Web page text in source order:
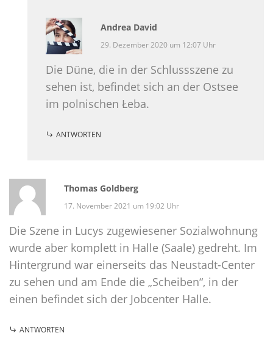
Andrea David
29. Dezember 2020 um 12:07 Uhr
Die Düne, die in der Schlussszene zu
sehen ist, befindet sich an der Ostsee
im polnischen Łeba.
ANTWORTEN
Thomas Goldberg
17. November 2021 um 19:02 Uhr
Die Szene in Lucys zugewiesener Sozialwohnung
wurde aber komplett in Halle (Saale) gedreht. Im
Hintergrund war einerseits das Neustadt-Center
zu sehen und am Ende die „Scheiben“, in der
einen befindet sich der Jobcenter Halle.
ANTWORTEN